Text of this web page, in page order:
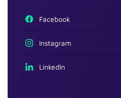
Facebook
Instagram
LinkedIn